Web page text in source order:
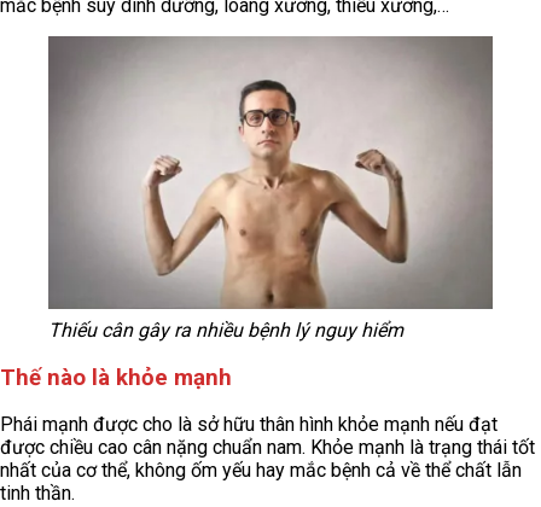
mắc bệnh suy dinh dưỡng, loãng xương, thiếu xương,…
Thiếu cân gây ra nhiều bệnh lý nguy hiểm
Thế nào là khỏe mạnh
Phái mạnh được cho là sở hữu thân hình khỏe mạnh nếu đạt
được chiều cao cân nặng chuẩn nam. Khỏe mạnh là trạng thái tốt
nhất của cơ thể, không ốm yếu hay mắc bệnh cả về thể chất lẫn
tinh thần.